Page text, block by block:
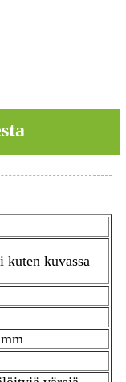
kuten kuvassa